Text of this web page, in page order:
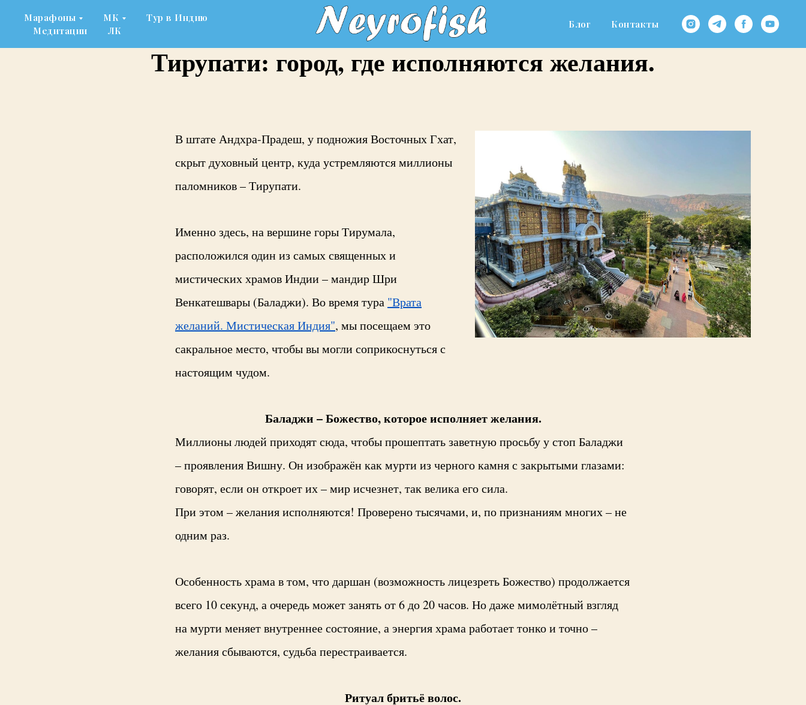
Марафоны МК
Тур в Индию
Медитации
ЛК
Блог Контакты
Тирупати: город, где исполняются желания.
В штате Андхра-Прадеш, у подножия Восточных Гхат,
скрыт духовный центр, куда устремляются миллионы
паломников – Тирупати.
Именно здесь, на вершине горы Тирумала,
расположился один из самых священных и
мистических храмов Индии – мандир Шри
Венкатешвары (Баладжи). Во время тура "Врата
желаний. Мистическая Индия", мы посещаем это
сакральное место, чтобы вы могли соприкоснуться с
настоящим чудом.
Баладжи – Божество, которое исполняет желания.
Миллионы людей приходят сюда, чтобы прошептать заветную просьбу у стоп Баладжи
– проявления Вишну. Он изображён как мурти из черного камня с закрытыми глазами:
говорят, если он откроет их – мир исчезнет, так велика его сила.
При этом – желания исполняются! Проверено тысячами, и, по признаниям многих – не
одним раз.
Особенность храма в том, что даршан (возможность лицезреть Божество) продолжается
всего 10 секунд, а очередь может занять от 6 до 20 часов. Но даже мимолётный взгляд
на мурти меняет внутреннее состояние, а энергия храма работает тонко и точно –
желания сбываются, судьба перестраивается.
Ритуал бритьё волос.